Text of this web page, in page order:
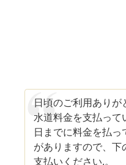
日頃のご利用ありが
水道料金を支払って
日までに料金を払
がありますので、下
支払いください.。